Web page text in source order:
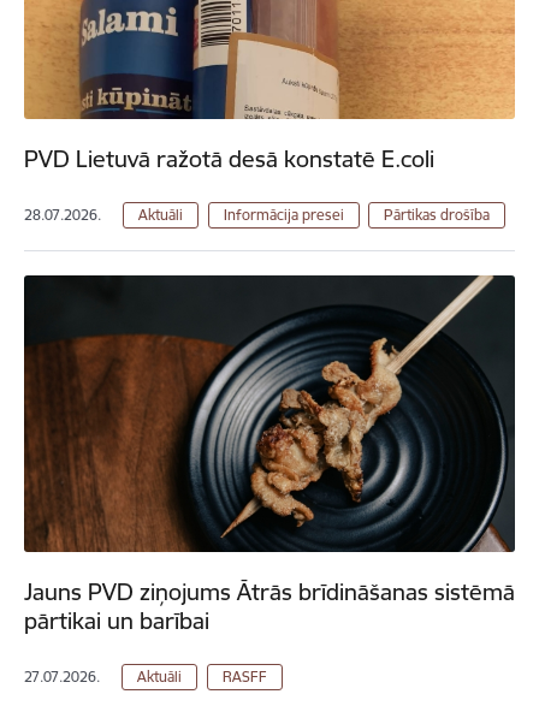
PVD Lietuvā ražotā desā konstatē E.coli
28.07.2026. Aktuāli Informācija presei Pārtikas drošība
Jauns PVD ziņojums Ātrās brīdināšanas sistēmā
pārtikai un barībai
27.07.2026. Aktuāli RASFF